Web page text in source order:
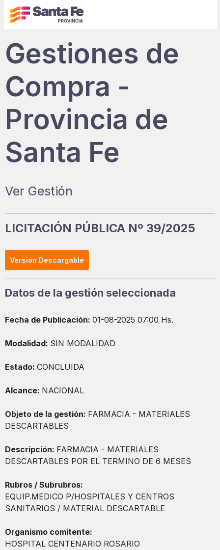
Gestiones de
Compra -
Provincia de
Santa Fe
Ver Gestión
LICITACIÓN PÚBLICA Nº 39/2025
Versión Descargable
Datos de la gestión seleccionada
Fecha de Publicación: 01-08-2025 07:00 Hs.
Modalidad: SIN MODALIDAD
Estado: CONCLUIDA
Alcance: NACIONAL
Objeto de la gestión: FARMACIA - MATERIALES
DESCARTABLES
Descripción: FARMACIA - MATERIALES
DESCARTABLES POR EL TERMINO DE 6 MESES
Rubros / Subrubros:
EQUIP.MEDICO P/HOSPITALES Y CENTROS
SANITARIOS / MATERIAL DESCARTABLE
Organismo comitente:
HOSPITAL CENTENARIO ROSARIO